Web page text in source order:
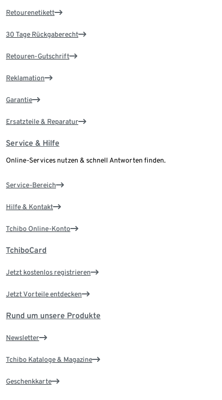
Retourenetikett
30 Tage Rückgaberecht
Retouren-Gutschrift
Reklamation
Garantie
Ersatzteile & Reparatur
Service & Hilfe
Online-Services nutzen & schnell Antworten finden.
Service-Bereich
Hilfe & Kontakt
Tchibo Online-Konto
TchiboCard
Jetzt kostenlos registrieren
Jetzt Vorteile entdecken
Rund um unsere Produkte
Newsletter
Tchibo Kataloge & Magazine
Geschenkkarte